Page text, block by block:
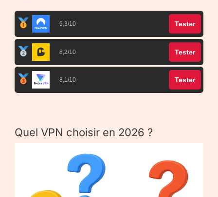
9,3/10 Tester
8,2/10 Tester
8,1/10 Tester
Quel VPN choisir en 2026 ?